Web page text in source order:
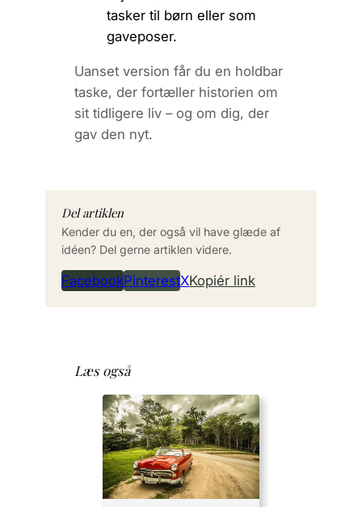
tasker til børn eller som
gaveposer.
Uanset version får du en holdbar
taske, der fortæller historien om
sit tidligere liv – og om dig, der
gav den nyt.
Del artiklen
Kender du en, der også vil have glæde af
idéen? Del gerne artiklen videre.
FacebookPinterestXKopiér link
Læs også